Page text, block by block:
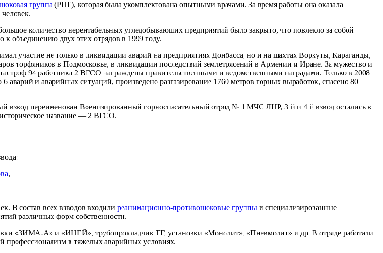
группа (РПГ), которая была укомплектована опытными врачами. За время работы она оказала
количество нерентабельных угледобывающих предприятий было закрыто, что повлекло за собой
объединению двух этих отрядов в 1999 году.
участие не только в ликвидации аварий на предприятиях Донбасса, но и на шахтах Воркуты, Караганды,
торфяников в Подмосковье, в ликвидации последствий землетрясений в Армении и Иране. За мужество и
94 работника 2 ВГСО награждены правительственными и ведомственными наградами. Только в 2008
и аварийных ситуаций, произведено разгазирование 1760 метров горных выработок, спасено 80
взвод переименован Военизированный горноспасательный отряд № 1 МЧС ЛНР, 3-й и 4-й взвод остались в
название — 2 ВГСО.
,
В состав всех взводов входили реанимационно-противошоковые группы и специализированные
различных форм собственности.
«ЗИМА-А» и «ИНЕЙ», трубопрокладчик ТГ, установки «Монолит», «Пневмолит» и др. В отряде работали
в тяжелых аварийных условиях.